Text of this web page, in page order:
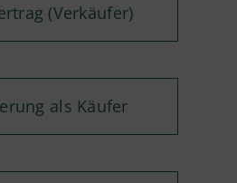
(Verkäufer)
als Käufer